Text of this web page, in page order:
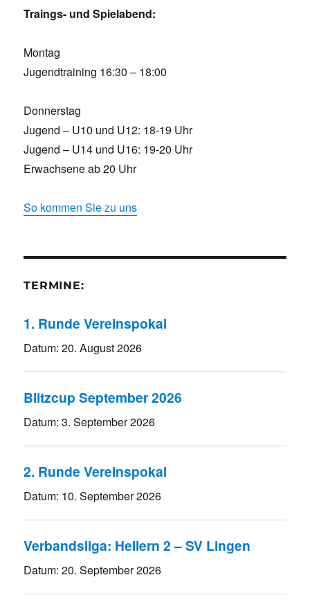
Traings- und Spielabend:
Montag
Jugendtraining 16:30 – 18:00
Donnerstag
Jugend – U10 und U12: 18-19 Uhr
Jugend – U14 und U16: 19-20 Uhr
Erwachsene ab 20 Uhr
So kommen Sie zu uns
TERMINE:
1. Runde Vereinspokal
Datum:20. August 2026
Blitzcup September 2026
Datum:3. September 2026
2. Runde Vereinspokal
Datum: 10. September 2026
Verbandsliga: Hellern 2 – SV Lingen
Datum:20. September 2026